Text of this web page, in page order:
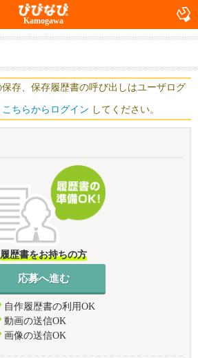
Kamogawa
存、保存履歴書の呼び出しはユーザログ
こちらからログイン してください。
履歴書をお持ちの方
自作履歴書の利用OK
動画の送信OK
画像の送信OK